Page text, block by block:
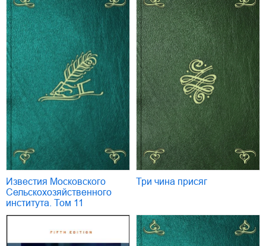
Известия Московского
Сельскохозяйственного
института. Том 11
Три чина присяг